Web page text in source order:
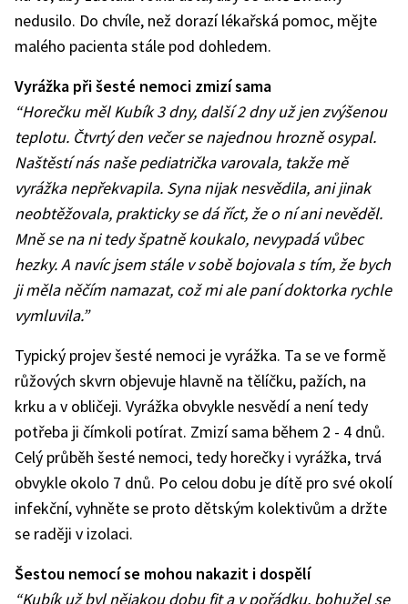
nedusilo. Do chvíle, než dorazí lékařská pomoc, mějte
malého pacienta stále pod dohledem.
Vyrážka při šesté nemoci zmizí sama
“Horečku měl Kubík 3 dny, další 2 dny už jen zvýšenou
teplotu. Čtvrtý den večer se najednou hrozně osypal.
Naštěstí nás naše pediatrička varovala, takže mě
vyrážka nepřekvapila. Syna nijak nesvědila, ani jinak
neobtěžovala, prakticky se dá říct, že o ní ani nevěděl.
Mně se na ni tedy špatně koukalo, nevypadá vůbec
hezky. A navíc jsem stále v sobě bojovala s tím, že bych
ji měla něčím namazat, což mi ale paní doktorka rychle
vymluvila.”
Typický projev šesté nemoci je vyrážka. Ta se ve formě
růžových skvrn objevuje hlavně na tělíčku, pažích, na
krku a v obličeji. Vyrážka obvykle nesvědí a není tedy
potřeba ji čímkoli potírat. Zmizí sama během 2 - 4 dnů.
Celý průběh šesté nemoci, tedy horečky i vyrážka, trvá
obvykle okolo 7 dnů. Po celou dobu je dítě pro své okolí
infekční, vyhněte se proto dětským kolektivům a držte
se raději v izolaci.
Šestou nemocí se mohou nakazit i dospělí
“Kubík už byl nějakou dobu fit a v pořádku, bohužel se